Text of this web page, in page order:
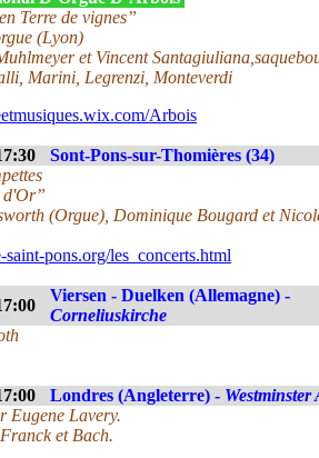
Terre de vignes”
(Lyon)
et Vincent
Marini, Legrenzi, Monteverdi
Arbois
Sont-Pons-sur-Thomières (34)
d'Or”
(Orgue), Dominique Bougard et
pons.org/les_concerts.html
Viersen - Duelken (Allemagne) -
Corneliuskirche
Londres (Angleterre) - Westminster
Eugene Lavery.
et Bach.